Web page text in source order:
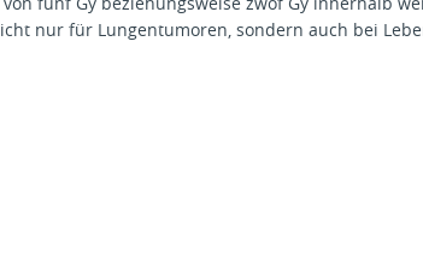
nur für Lungentumoren, sondern auch bei